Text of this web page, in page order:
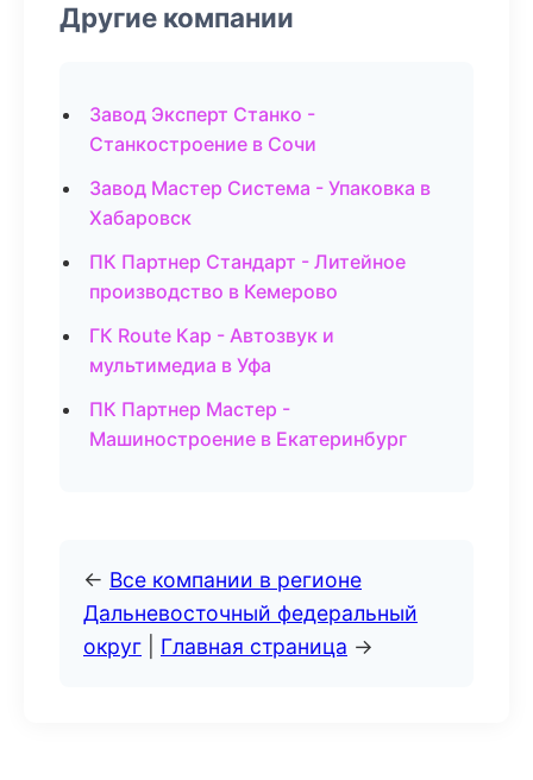
Другие компании
Завод Эксперт Станко -
Станкостроение в Сочи
Завод Мастер Система - Упаковка в
Хабаровск
ПК Партнер Стандарт - Литейное
производство в Кемерово
ГК Route Кар - Автозвук и
мультимедиа в Уфа
ПК Партнер Мастер -
Машиностроение в Екатеринбург
← Все компании в регионе
Дальневосточный федеральный
округ
Главная страница →